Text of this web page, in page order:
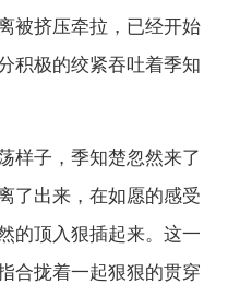
被挤压牵拉，已经开始
积极的绞紧吞吐着季知
样子，季知楚忽然来了
了出来，在如愿的感受
的顶入狠插起来。这一
合拢着一起狠狠的贯穿